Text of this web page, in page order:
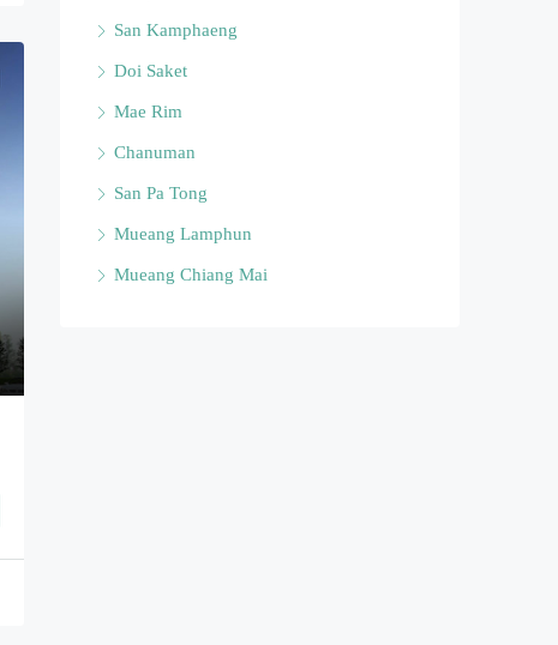
San Kamphaeng
Doi Saket
Mae Rim
Chanuman
San Pa Tong
Mueang Lamphun
Mueang Chiang Mai